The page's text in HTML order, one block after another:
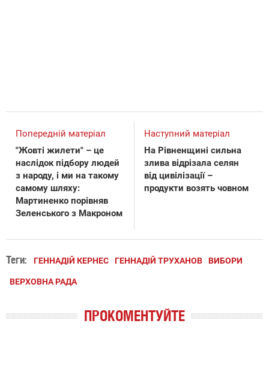
Попередній матеріал
"Жовті жилети" – це
наслідок підбору людей
з народу, і ми на такому
самому шляху:
Мартиненко порівняв
Зеленського з Макроном
Наступний матеріал
На Рівненщині сильна
злива відрізала селян
від цивілізації –
продукти возять човном
Теги: ГЕННАДІЙ КЕРНЕС ГЕННАДІЙ ТРУХАНОВ ВИБОРИ
ВЕРХОВНА РАДА
ПРОКОМЕНТУЙТЕ